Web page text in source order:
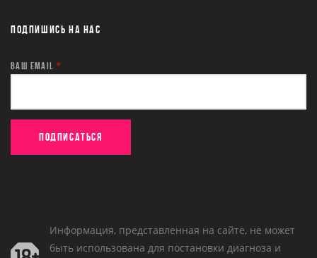
ПОДПИШИСЬ НА НАС
ВАШ EMAIL *
Информация, представленная на сайте, не может
быть использована для постановки диагноза и